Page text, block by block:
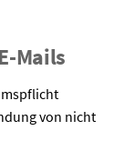
Mails
von nicht